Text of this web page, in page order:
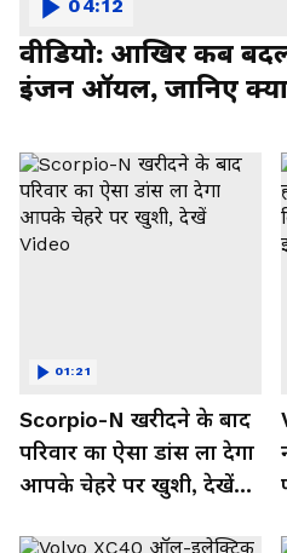
वीडियो: आखिर कब
इंजन ऑयल, जानिए
04:12
Scorpio-N खरीदने के बाद
परिवार का ऐसा डांस ला देगा
आपके चेहरे पर खुशी, देखें
01:21